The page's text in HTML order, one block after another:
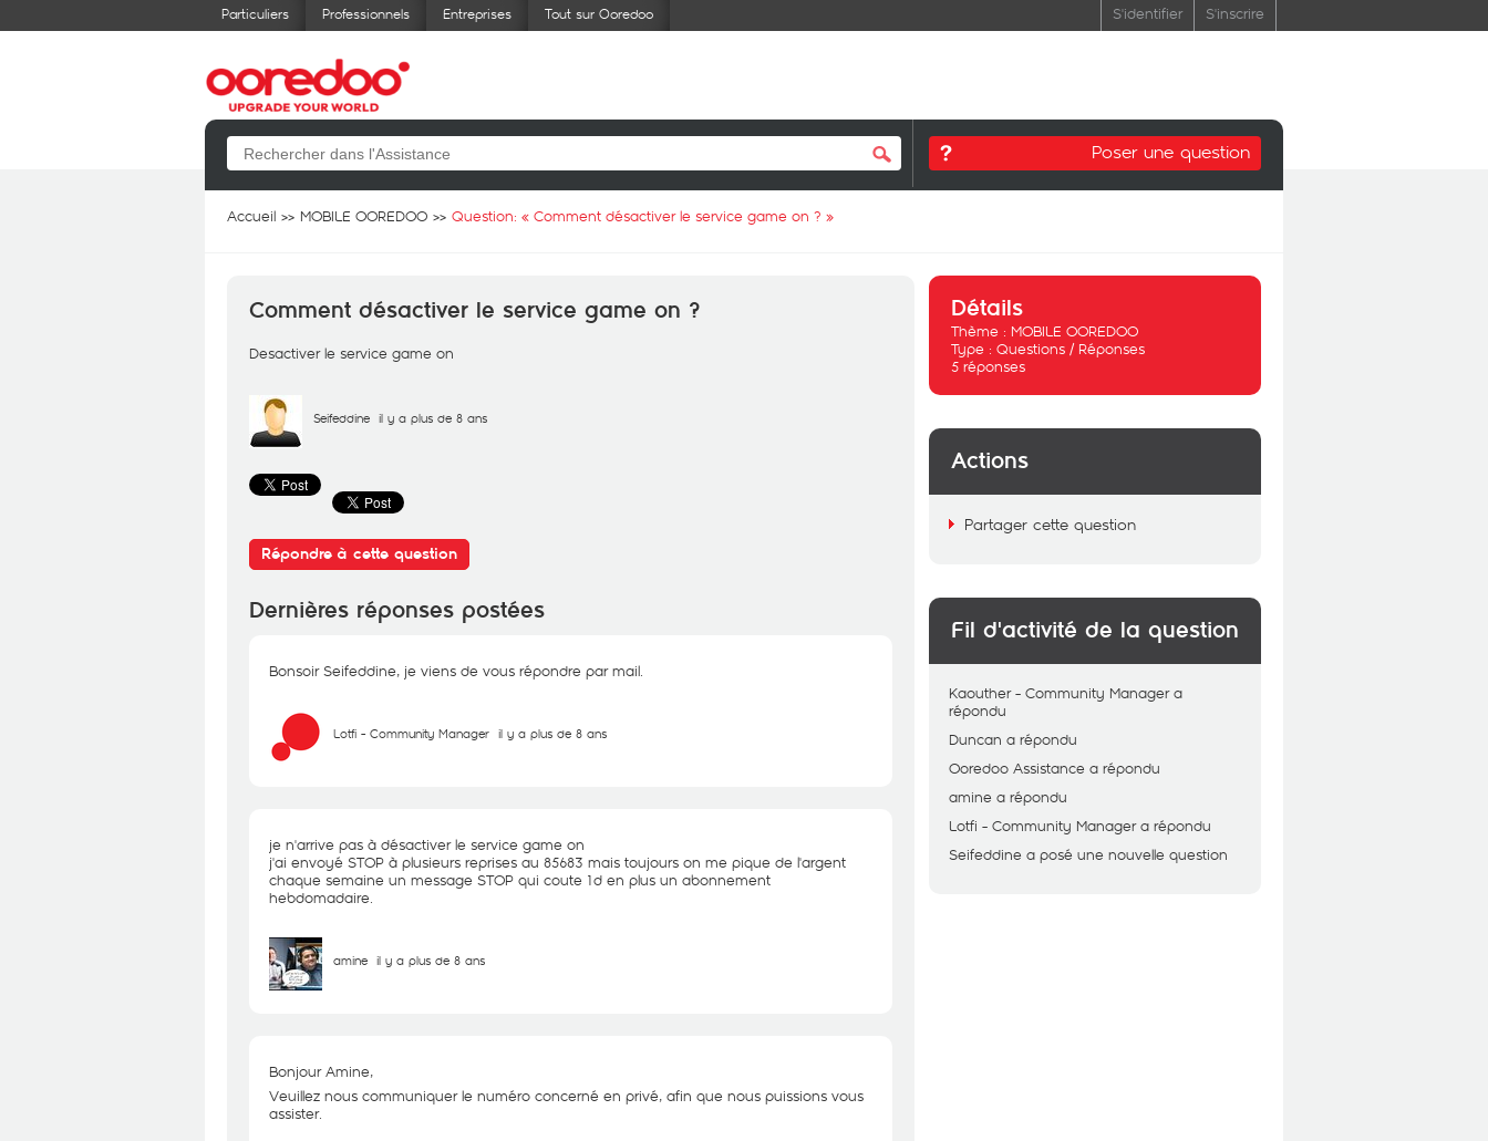
Particuliers Professionnels Entreprises Tout sur Ooredoo S'identifier S'inscrire
Poser une question
Accueil MOBILE OOREDOO Question: « Comment désactiver le service game on ? »
Comment désactiver le service game on ?
Desactiver le service game on
Seifeddine il y a plus de 8 ans
Répondre à cette question
Dernières réponses postées
Bonsoir Seifeddine, je viens de vous répondre par mail.
Lotfi - Community Manager il y a plus de 8 ans
je n'arrive pas à désactiver le service game on
j'ai envoyé STOP à plusieurs reprises au 85683 mais toujours on me pique de l'argent
chaque semaine un message STOP qui coute 1d en plus un abonnement
hebdomadaire.
amine il y a plus de 8 ans
Bonjour Amine,
Veuillez nous communiquer le numéro concerné en privé, afin que nous puissions vous
assister.
Détails
Thème : MOBILE OOREDOO
Type : Questions / Réponses
5 réponses
Actions
Partager cette question
Fil d'activité de la question
Kaouther - Community Manager a
répondu
Duncan a répondu
Ooredoo Assistance a répondu
amine a répondu
Lotfi - Community Manager a répondu
Seifeddine a posé une nouvelle question